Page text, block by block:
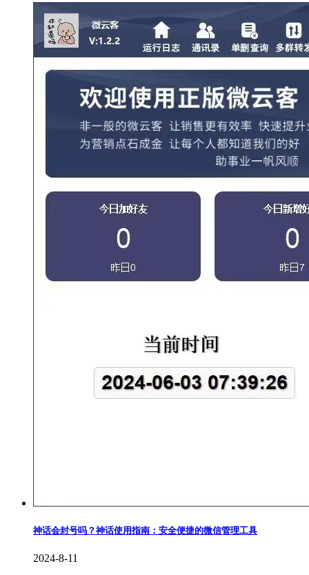
神话会封号吗？神话使用指南：安全便捷的微信管理工具
2024-8-11